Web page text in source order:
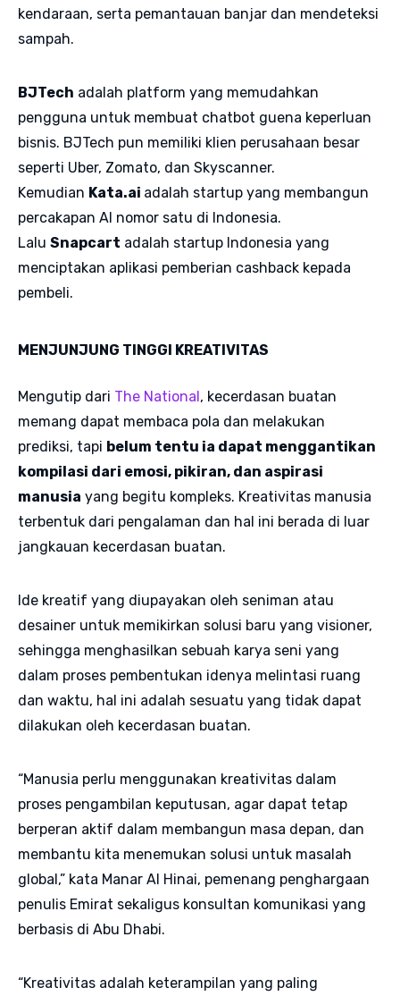
kendaraan, serta pemantauan banjar dan mendeteksi
sampah.
BJTech adalah platform yang memudahkan
pengguna untuk membuat chatbot guena keperluan
bisnis. BJTech pun memiliki klien perusahaan besar
seperti Uber, Zomato, dan Skyscanner.
Kemudian Kata.ai adalah startup yang membangun
percakapan AI nomor satu di Indonesia.
Lalu Snapcart adalah startup Indonesia yang
menciptakan aplikasi pemberian cashback kepada
pembeli.
MENJUNJUNG TINGGI KREATIVITAS
Mengutip dari The National, kecerdasan buatan
memang dapat membaca pola dan melakukan
prediksi, tapi belum tentu ia dapat menggantikan
kompilasi dari emosi, pikiran, dan aspirasi
manusia yang begitu kompleks. Kreativitas manusia
terbentuk dari pengalaman dan hal ini berada di luar
jangkauan kecerdasan buatan.
Ide kreatif yang diupayakan oleh seniman atau
desainer untuk memikirkan solusi baru yang visioner,
sehingga menghasilkan sebuah karya seni yang
dalam proses pembentukan idenya melintasi ruang
dan waktu, hal ini adalah sesuatu yang tidak dapat
dilakukan oleh kecerdasan buatan.
“Manusia perlu menggunakan kreativitas dalam
proses pengambilan keputusan, agar dapat tetap
berperan aktif dalam membangun masa depan, dan
membantu kita menemukan solusi untuk masalah
global,” kata Manar Al Hinai, pemenang penghargaan
penulis Emirat sekaligus konsultan komunikasi yang
berbasis di Abu Dhabi.
“Kreativitas adalah keterampilan yang paling